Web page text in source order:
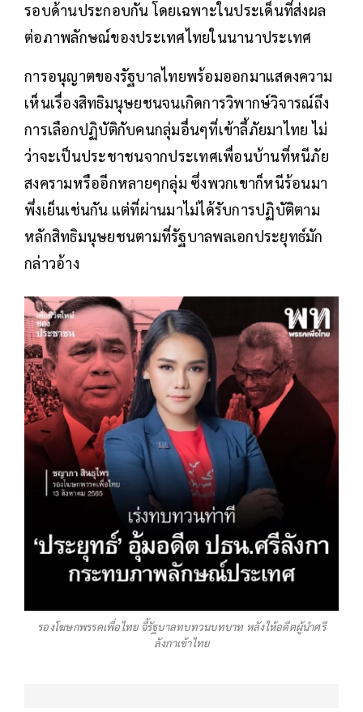
รอบด้านประกอบกัน โดยเฉพาะในประเด็นที่ส่งผล
ต่อภาพลักษณ์ของประเทศไทยในนานาประเทศ
การอนุญาตของรัฐบาลไทยพร้อมออกมาแสดงความ
เห็นเรื่องสิทธิมนุษยชนจนเกิดการวิพากษ์วิจารณ์ถึง
การเลือกปฏิบัติกับคนกลุ่มอื่นๆที่เข้าลี้ภัยมาไทย ไม่
ว่าจะเป็นประชาชนจากประเทศเพื่อนบ้านที่หนีภัย
สงครามหรืออีกหลายๆกลุ่ม ซึ่งพวกเขาก็หนีร้อนมา
พึ่งเย็นเช่นกัน แต่ที่ผ่านมาไม่ได้รับการปฏิบัติตาม
หลักสิทธิมนุษยชนตามที่รัฐบาลพลเอกประยุทธ์มัก
กล่าวอ้าง
รองโฆษกพรรคเพื่อไทย จี้รัฐบาลทบทวนบทบาท หลังให้อดีตผู้นำศรี
ลังกาเข้าไทย